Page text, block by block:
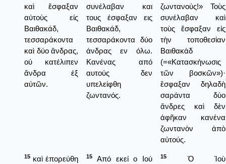
καὶ ἔσφαξαν
αὐτοὺς εἰς
Βαιθακάδ,
τεσσαράκοντα
καὶ δύο ἄνδρας,
οὐ κατέλιπεν
ἄνδρα ἐξ
αὐτῶν.
συνέλαβαν και
τους έσφαξαν εις
Βαιθακάδ,
τεσσαράκοντα δύο
άνδρας εν όλω.
Κανένας από
αυτούς δεν
υπελείφθη
ζωντανός.
ζωντανούς!» Τοὺς
συνέλαβαν καὶ
τοὺς ἔσφαξαν εἰς
τὴν τοποθεσίαν
Βαιθακάδ
(=«Κατασκήνωσις
τῶν βοσκῶν»)·
ἔσφαξαν δηλαδὴ
σαράντα δύο
ἄνδρες καὶ δὲν
ἀφῆκαν κανένα
ζωντανὸν ἀπὸ
αὐτούς.
15 καὶ ἐπορεύθη
15
Από εκεί ο Ιού
15
Ὁ Ἰοὺ